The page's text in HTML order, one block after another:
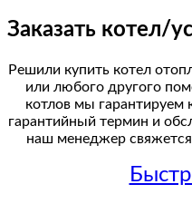
Заказать котел/
Решили купить котел
или любого другого
котлов мы гарантируем
гарантийный термин и
наш менеджер